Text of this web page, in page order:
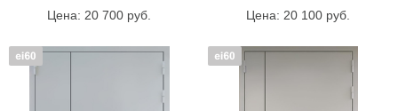
Цена:20 700 руб. Цена:20 100 руб.